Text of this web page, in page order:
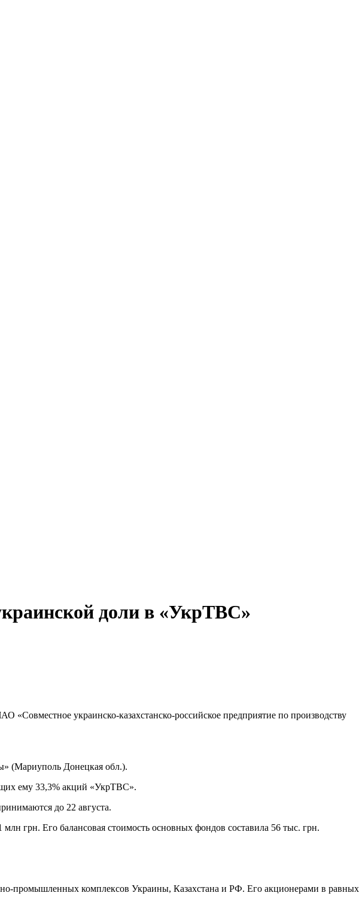
доли в «УкрТВС»
«Совместное украинско-казахстанско-российское предприятие по производству
(Мариуполь Донецкая обл.).
ему 33,3% акций «УкрТВС».
до 22 августа.
грн. Его балансовая стоимость основных фондов составила 56 тыс. грн.
промышленных комплексов Украины, Казахстана и РФ. Его акционерами в равных